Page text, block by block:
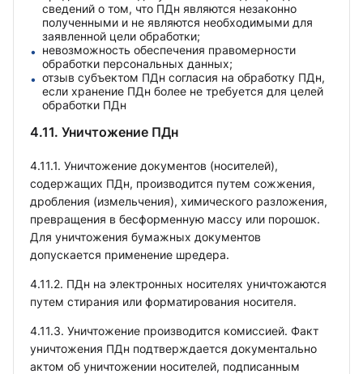
сведений о том, что ПДн являются незаконно
полученными и не являются необходимыми для
заявленной цели обработки;
невозможность обеспечения правомерности
обработки персональных данных;
отзыв субъектом ПДн согласия на обработку ПДн,
если хранение ПДн более не требуется для целей
обработки ПДн
4.11. Уничтожение ПДн
4.11.1. Уничтожение документов (носителей),
содержащих ПДн, производится путем сожжения,
дробления (измельчения), химического разложения,
превращения в бесформенную массу или порошок.
Для уничтожения бумажных документов
допускается применение шредера.
4.11.2. ПДн на электронных носителях уничтожаются
путем стирания или форматирования носителя.
4.11.3. Уничтожение производится комиссией. Факт
уничтожения ПДн подтверждается документально
актом об уничтожении носителей, подписанным